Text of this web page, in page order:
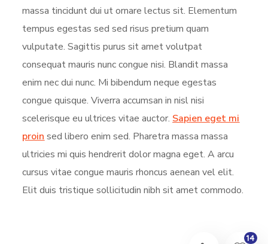
massa tincidunt dui ut ornare lectus sit. Elementum
tempus egestas sed sed risus pretium quam
vulputate. Sagittis purus sit amet volutpat
consequat mauris nunc congue nisi. Blandit massa
enim nec dui nunc. Mi bibendum neque egestas
congue quisque. Viverra accumsan in nisl nisi
scelerisque eu ultrices vitae auctor. Sapien eget mi
proin sed libero enim sed. Pharetra massa massa
ultricies mi quis hendrerit dolor magna eget. A arcu
cursus vitae congue mauris rhoncus aenean vel elit.
Elit duis tristique sollicitudin nibh sit amet commodo.
14